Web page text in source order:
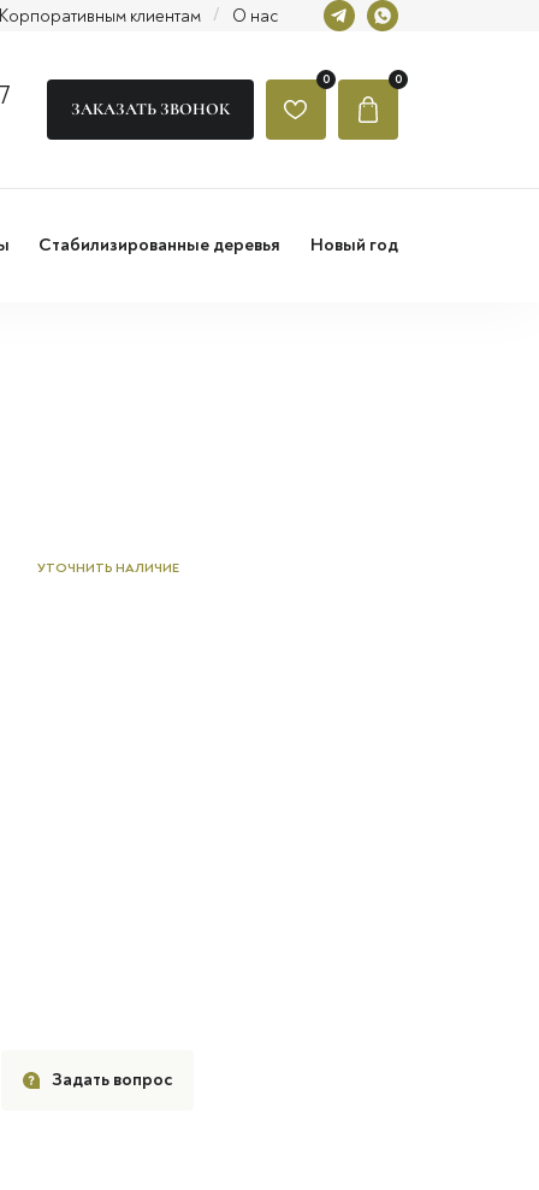
клиентам / О нас
ЗАКАЗАТЬ ЗВОНОК
0 0
Стабилизированные деревья Новый год
УТОЧНИТЬ НАЛИЧИЕ
Задать вопрос